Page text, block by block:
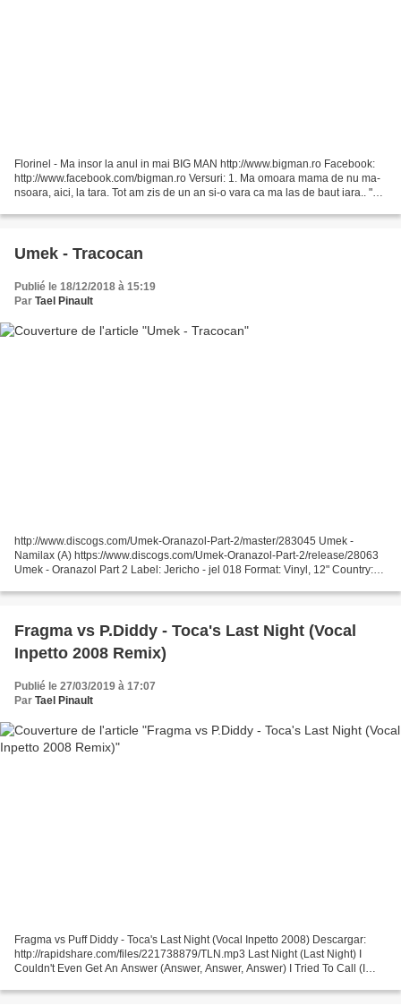
Florinel - Ma insor la anul in mai BIG MAN http://www.bigman.ro Facebook:
http://www.facebook.com/bigman.ro Versuri: 1. Ma omoara mama de nu ma-
nsoara, aici, la tara. Tot am zis de un an si-o vara ca ma las de baut iara.. "Nu
Umek - Tracocan
Publié le 18/12/2018 à 15:19
Par Tael Pinault
http://www.discogs.com/Umek-Oranazol-Part-2/master/283045 Umek -
Namilax (A) https://www.discogs.com/Umek-Oranazol-Part-2/release/28063
Umek ‎- Oranazol Part 2 Label: Jericho ‎- jel 018 Format: Vinyl, 12" Country:
Fragma vs P.Diddy - Toca's Last Night (Vocal
Inpetto 2008 Remix)
Publié le 27/03/2019 à 17:07
Par Tael Pinault
Fragma vs Puff Diddy - Toca's Last Night (Vocal Inpetto 2008) Descargar:
http://rapidshare.com/files/221738879/TLN.mp3 Last Night (Last Night) I
Couldn't Even Get An Answer (Answer, Answer, Answer) I Tried To Call (I